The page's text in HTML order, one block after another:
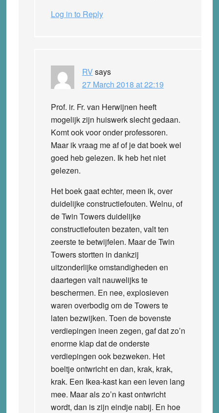
Log in to Reply
RV says
27 March 2018 at 22:19
Prof. ir. Fr. van Herwijnen heeft
mogelijk zijn huiswerk slecht gedaan.
Komt ook voor onder professoren.
Maar ik vraag me af of je dat boek wel
goed heb gelezen. Ik heb het niet
gelezen.
Het boek gaat echter, meen ik, over
duidelijke constructiefouten. Welnu, of
de Twin Towers duidelijke
constructiefouten bezaten, valt ten
zeerste te betwijfelen. Maar de Twin
Towers stortten in dankzij
uitzonderlijke omstandigheden en
daartegen valt nauwelijks te
beschermen. En nee, explosieven
waren overbodig om de Towers te
laten bezwijken. Toen de bovenste
verdiepingen ineen zegen, gaf dat zo’n
enorme klap dat de onderste
verdiepingen ook bezweken. Het
boeltje ontwricht en dan, krak, krak,
krak. Een Ikea-kast kan een leven lang
mee. Maar als zo’n kast ontwricht
wordt, dan is zijn eindje nabij. En hoe